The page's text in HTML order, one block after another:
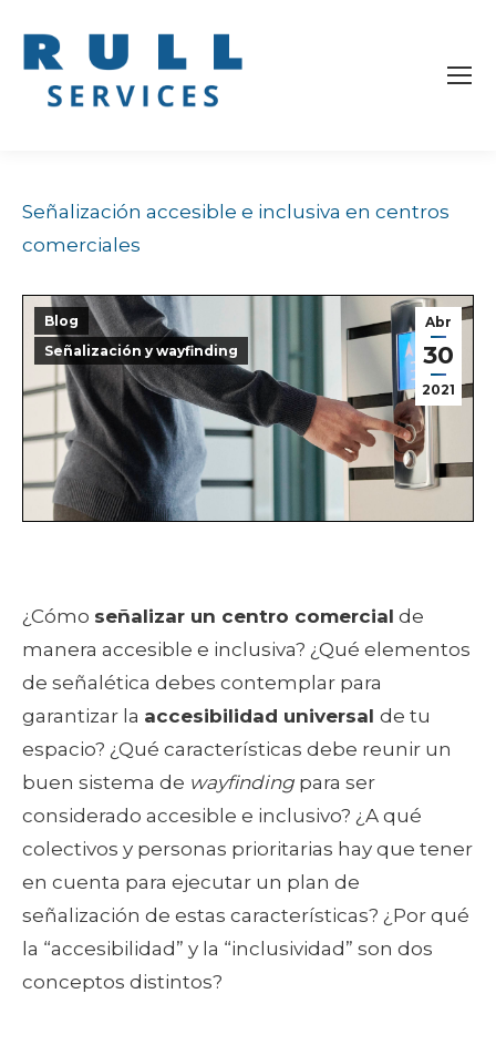
Señalización accesible e inclusiva en centros
comerciales
Abr
30
2021
Blog
Señalización y wayfinding
¿Cómo señalizar un centro comercial de
manera accesible e inclusiva? ¿Qué elementos
de señalética debes contemplar para
garantizar la accesibilidad universal de tu
espacio? ¿Qué características debe reunir un
buen sistema de wayfinding para ser
considerado accesible e inclusivo? ¿A qué
colectivos y personas prioritarias hay que tener
en cuenta para ejecutar un plan de
señalización de estas características? ¿Por qué
la “accesibilidad” y la “inclusividad” son dos
conceptos distintos?